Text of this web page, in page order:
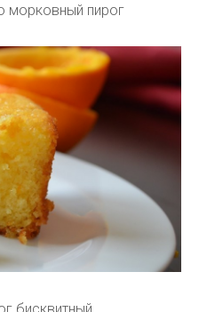
морковный пирог